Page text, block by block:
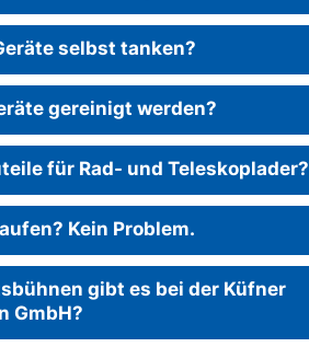
selbst tanken?
gereinigt werden?
für Rad- und Teleskoplader?
Kein Problem.
gibt es bei der Küfner
GmbH?